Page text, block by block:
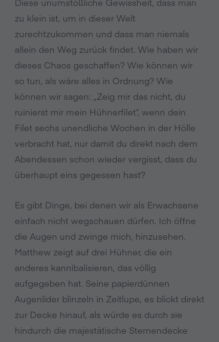
zu klein ist, um in dieser Welt
zurechtzukommen und dass man niemals
allein den Weg zurück findet. Wie haben wir
dieses Chaos geschaffen? Wie können wir
so tun, als wäre alles in Ordnung? Wie
können wir sagen: „Zeig mir das nicht, du
ruinierst mir mein Hühnerfilet“, wenn dein
Filet sechs unendliche Wochen in der Hölle
verbracht hat, nur damit du direkt nach dem
Abendessen schon wieder vergisst, dass du
überhaupt eins gegessen hast?
Es gibt Dinge, bei denen wir als Erwachsene
einfach nicht wegschauen dürfen. Ich öffne
die Augen und zwinge mich, hinzusehen.
Matthew zeigt auf drei Hühner, die ein
anderes kannibalisieren, das völlig
aufgegeben hat. Seine papierdünnen
Augenlider blinzeln in Zeitlupe, es blickt direkt
zur Decke hinauf, als würde es durch sie
hindurch die majestätische Sternendecke